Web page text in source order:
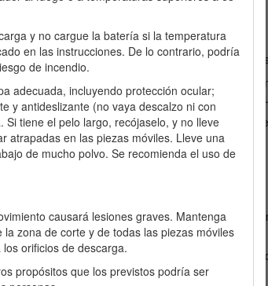
y no cargue la batería si la temperatura
en las instrucciones. De lo contrario, podría
de incendio.
adecuada, incluyendo protección ocular;
y antideslizante (no vaya descalzo ni con
Si tiene el pelo largo, recójaselo, y no lleve
atrapadas en las piezas móviles. Lleve una
de mucho polvo. Se recomienda el uso de
causará lesiones graves. Mantenga
zona de corte y de todas las piezas móviles
orificios de descarga.
propósitos que los previstos podría ser
que afecte a otras personas o a su propiedad.
cargador de la batería; la normativa local puede
o sin experiencia y conocimientos, utilicen la
seguro y comprendan los peligros que conlleva
las instrucciones y símbolos de advertencia
batería y el cargador de la batería.
domésticos, en la zona de trabajo.
tales como deflectores y recogedores,
objeto que pudiera interferir con el